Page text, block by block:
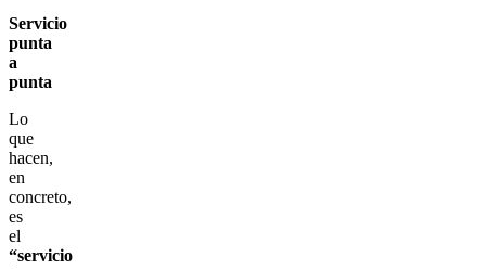
Servicio
punta
a
punta
Lo
que
hacen,
en
concreto,
es
el
“servicio